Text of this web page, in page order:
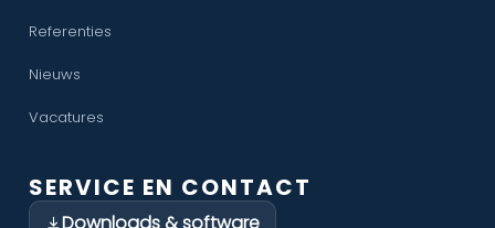
Referenties
Nieuws
Vacatures
SERVICE EN CONTACT